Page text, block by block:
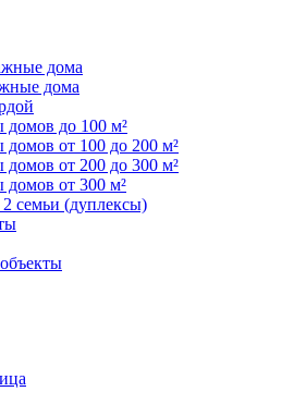
дома
дома
домов до 100 м²
домов от 100 до 200 м²
домов от 200 до 300 м²
домов от 300 м²
семьи (дуплексы)